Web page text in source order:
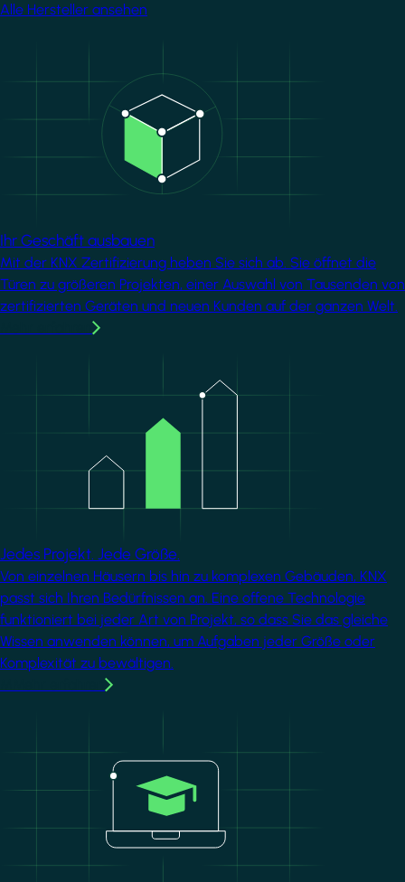
Alle Hersteller ansehen
Ihr Geschäft ausbauen
Mit der KNX Zertifizierung heben Sie sich ab. Sie öffnet die
Türen zu größeren Projekten, einer Auswahl von Tausenden von
zertifizierten Geräten und neuen Kunden auf der ganzen Welt.
Jedes Projekt. Jede Größe.
Von einzelnen Häusern bis hin zu komplexen Gebäuden, KNX
passt sich Ihren Bedürfnissen an. Eine offene Technologie
funktioniert bei jeder Art von Projekt, so dass Sie das gleiche
Wissen anwenden können, um Aufgaben jeder Größe oder
Komplexität zu bewältigen.